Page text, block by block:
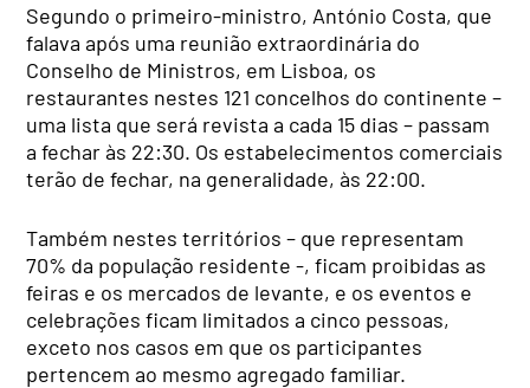
Segundo o primeiro-ministro, António Costa, que
falava após uma reunião extraordinária do
Conselho de Ministros, em Lisboa, os
restaurantes nestes 121 concelhos do continente –
uma lista que será revista a cada 15 dias – passam
a fechar às 22:30. Os estabelecimentos comerciais
terão de fechar, na generalidade, às 22:00.
Também nestes territórios – que representam
70% da população residente -, ficam proibidas as
feiras e os mercados de levante, e os eventos e
celebrações ficam limitados a cinco pessoas,
exceto nos casos em que os participantes
pertencem ao mesmo agregado familiar.